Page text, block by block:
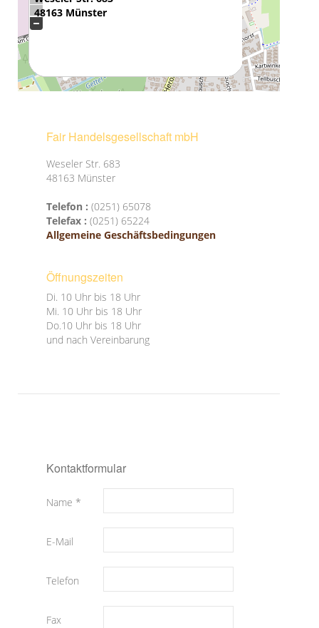
Peter Riegel Weinimport GmbH
ANTL
interArt
Kunden
Kontakt
Kontakt
Datenschutzerklärung
Sitemap
Preislisten
48163 Münster
Fair Handelsgesellschaft mbH
Weseler Str. 683
48163 Münster
Telefon : (0251) 65078
Telefax : (0251) 65224
Allgemeine Geschäftsbedingungen
Öffnungszeiten
Di. 10 Uhr bis 18 Uhr
Mi. 10 Uhr bis 18 Uhr
Do.10 Uhr bis 18 Uhr
und nach Vereinbarung
Kontaktformular
Name *
E-Mail
Telefon
Fax